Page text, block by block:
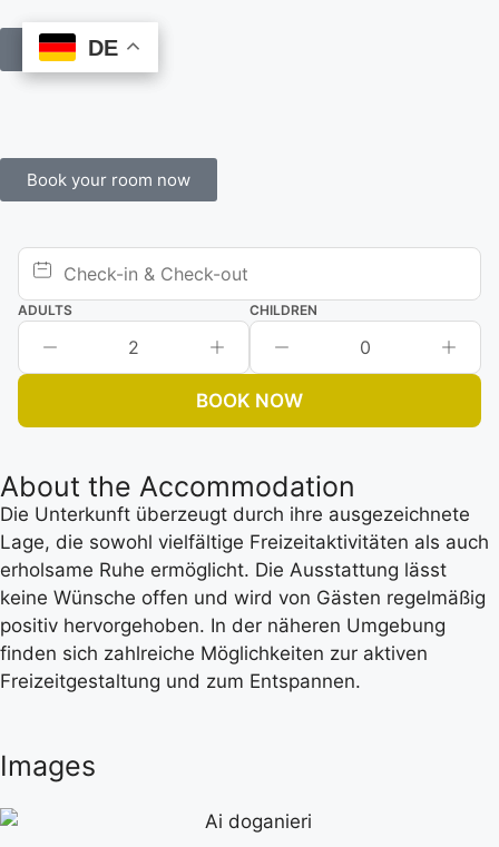
Book Online
Book your room now
ADULTS
2
CHILDREN
0
BOOK NOW
About the Accommodation
Die Unterkunft überzeugt durch ihre ausgezeichnete
Lage, die sowohl vielfältige Freizeitaktivitäten als auch
erholsame Ruhe ermöglicht. Die Ausstattung lässt
keine Wünsche offen und wird von Gästen regelmäßig
positiv hervorgehoben. In der näheren Umgebung
finden sich zahlreiche Möglichkeiten zur aktiven
Freizeitgestaltung und zum Entspannen.
Images
DE
DE